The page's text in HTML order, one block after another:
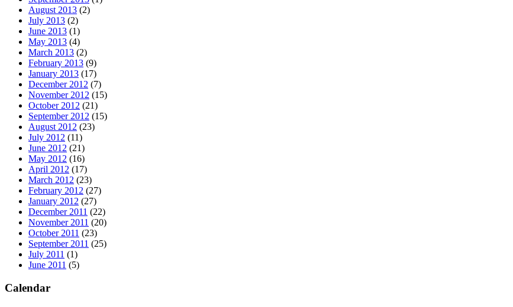
August 2013 (2)
July 2013 (2)
June 2013 (1)
May 2013 (4)
March 2013 (2)
February 2013 (9)
January 2013 (17)
December 2012 (7)
November 2012 (15)
October 2012 (21)
September 2012 (15)
August 2012 (23)
July 2012 (11)
June 2012 (21)
May 2012 (16)
April 2012 (17)
March 2012 (23)
February 2012 (27)
January 2012 (27)
December 2011 (22)
November 2011 (20)
October 2011 (23)
September 2011 (25)
July 2011 (1)
June 2011 (5)
Calendar